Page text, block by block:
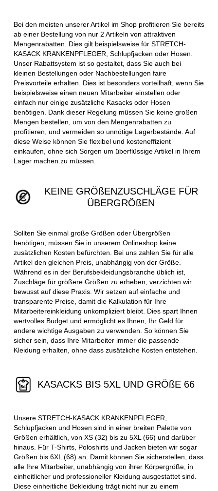
Bei den meisten unserer Artikel im Shop profitieren Sie bereits
ab einer Bestellung von nur 2 Artikeln von attraktiven
Mengenrabatten. Dies gilt beispielsweise für STRETCH-
KASACK KRANKENPFLEGER, Schlupfjacken oder Hosen.
Unser Rabattsystem ist so gestaltet, dass Sie auch bei
kleinen Bestellungen oder Nachbestellungen faire
Preisvorteile erhalten. Dies ist besonders vorteilhaft, wenn Sie
beispielsweise einen neuen Mitarbeiter einstellen oder
einfach nur einige zusätzliche Kasacks oder Hosen
benötigen. Dank dieser Regelung müssen Sie keine großen
Mengen bestellen, um von den Mengenrabatten zu
profitieren, und vermeiden so unnötige Lagerbestände. Auf
diese Weise können Sie flexibel und kosteneffizient
einkaufen, ohne sich Sorgen um überflüssige Artikel in Ihrem
Lager machen zu müssen.
KEINE GRÖßENZUSCHLÄGE FÜR
ÜBERGRÖßEN
Sollten Sie einmal große Größen oder Übergrößen
benötigen, müssen Sie in unserem Onlineshop keine
zusätzlichen Kosten befürchten. Bei uns zahlen Sie für alle
Artikel den gleichen Preis, unabhängig von der Größe.
Während es in der Berufsbekleidungsbranche üblich ist,
Zuschläge für größere Größen zu erheben, verzichten wir
bewusst auf diese Praxis. Wir setzen auf einfache und
transparente Preise, damit die Kalkulation für Ihre
Mitarbeitereinkleidung unkompliziert bleibt. Dies spart Ihnen
wertvolles Budget und ermöglicht es Ihnen, Ihr Geld für
andere wichtige Ausgaben zu verwenden. So können Sie
sicher sein, dass Ihre Mitarbeiter immer die passende
Kleidung erhalten, ohne dass zusätzliche Kosten entstehen.
KASACKS BIS 5XL UND GRÖßE 66
Unsere STRETCH-KASACK KRANKENPFLEGER,
Schlupfjacken und Hosen sind in einer breiten Palette von
Größen erhältlich, von XS (32) bis zu 5XL (66) und darüber
hinaus. Für T-Shirts, Poloshirts und Jacken bieten wir sogar
Größen bis 6XL (68) an. Damit können Sie sicherstellen, dass
alle Ihre Mitarbeiter, unabhängig von ihrer Körpergröße, in
einheitlicher und professioneller Kleidung ausgestattet sind.
Diese einheitliche Bekleidung trägt nicht nur zu einem